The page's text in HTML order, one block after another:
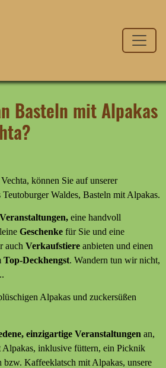
Basteln mit Alpakas
können Sie auf unserer
Waldes, Basteln mit Alpakas.
eine handvoll
Geschenke für Sie und eine
auch Verkaufstiere anbieten und einen
Top-Deckhengst. Wandern tun wir nicht,
Alpakas und zuckersüßen
einzigartige Veranstaltungen an,
inklusive füttern, ein Picknik
bzw. Kaffeeklatsch mit Alpakas, unsere